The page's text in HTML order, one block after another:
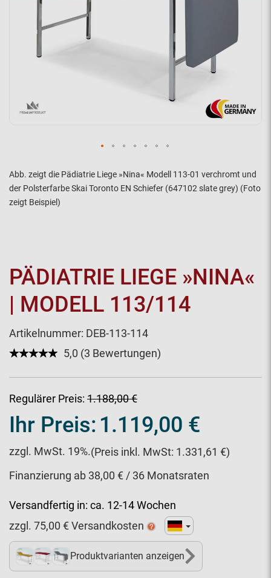
Abb. zeigt die Pädiatrie Liege »Nina« Modell 113-01 verchromt und
der Polsterfarbe Skai Toronto EN Schiefer (647102 slate grey) (Foto
zeigt Beispiel)
PÄDIATRIE LIEGE »NINA«
| MODELL 113/114
Artikelnummer: DEB-113-114
★★★★★
☆☆☆☆☆ 5,0 (3 Bewertungen)
Regulärer Preis: 1.188,00 €
Ihr Preis: 1.119,00 €
zzgl. MwSt. 19%.(Preis inkl. MwSt: 1.331,61 €)
Finanzierung ab 38,00 € / 36 Monatsraten
Versandfertig in: ca. 12-14 Wochen
zzgl. 75,00 € Versandkosten
Produktvarianten anzeigen